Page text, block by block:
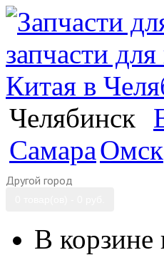
Челябинск
СамараОмск
Другой город
В корзине